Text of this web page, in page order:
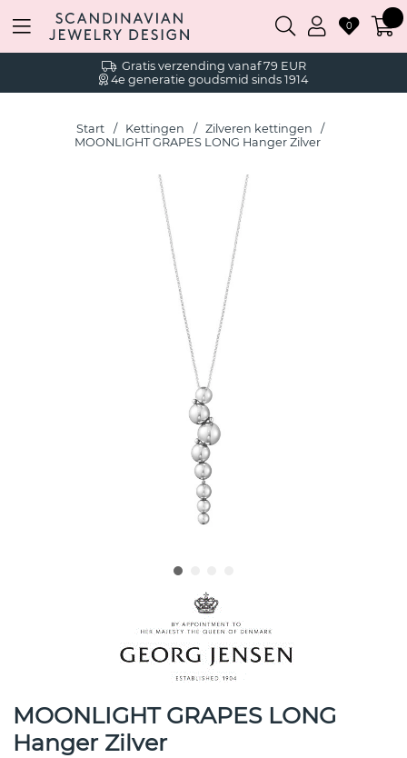
Gratis verzending vanaf 79 EUR
4e generatie goudsmid sinds 1914
0
Start Kettingen
Zilveren kettingen
MOONLIGHT GRAPES LONG Hanger Zilver
MOONLIGHT GRAPES LONG
Hanger Zilver